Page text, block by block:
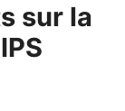
sur la